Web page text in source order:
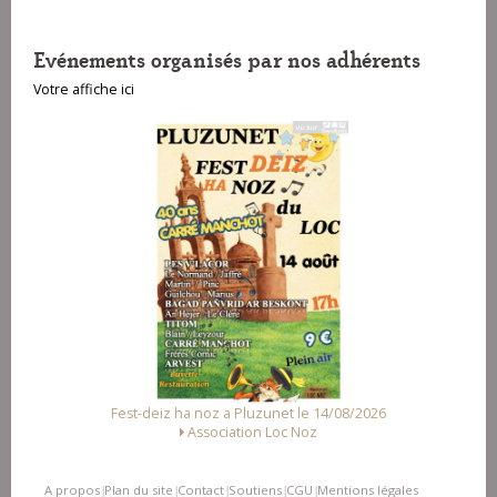
Evénements organisés par nos adhérents
Votre affiche ici
Fest-deiz ha noz a Pluzunet le 14/08/2026
Association Loc Noz
A propos |Plan du site |Contact |Soutiens |CGU |Mentions légales